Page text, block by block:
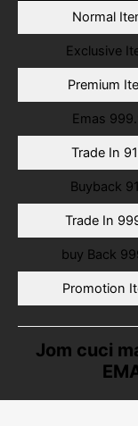
Normal
Exclusive
Premium
Emas
Trade In
Buyback
Trade In
buy Back
Promotion
Jom cuci